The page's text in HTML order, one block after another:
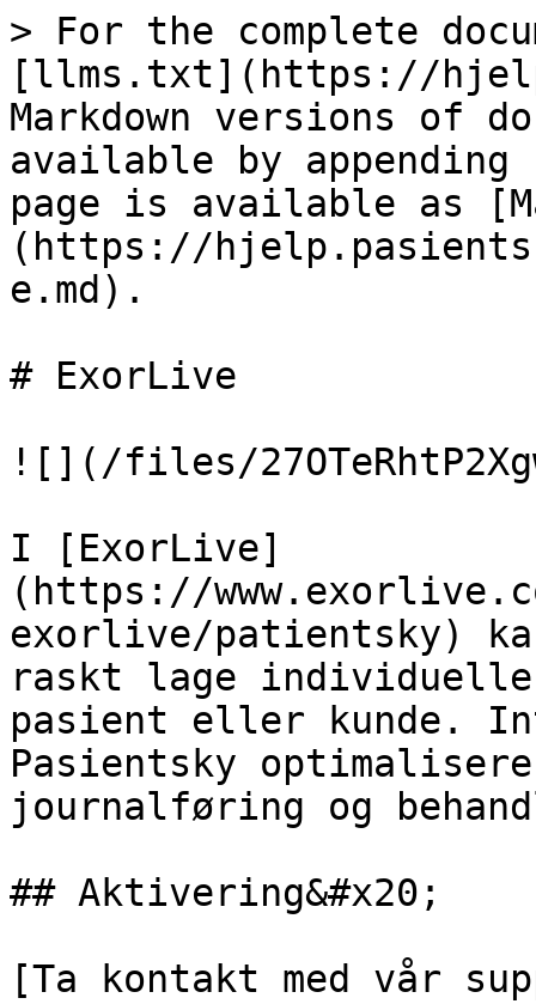
> For the complete
[llms.txt](https://
Markdown versions of
available by
page is available as
(https://
e.md).
# ExorLive
![](/files/
I [ExorLive]
(https://
exorlive/patientsky)
raskt lage
pasient eller kunde.
Pasientsky
journalføring og
## Aktivering&#x20;
[Ta kontakt med vår